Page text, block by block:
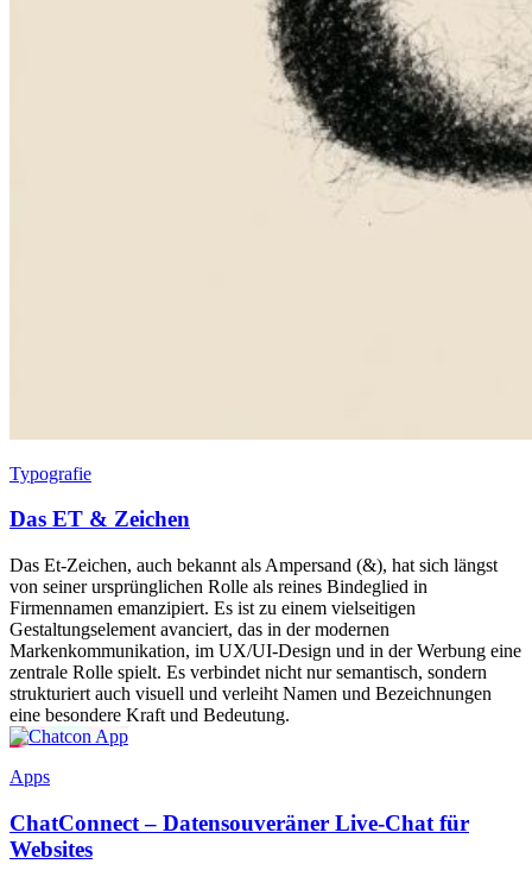
Typografie
Das ET & Zeichen
Das Et-Zeichen, auch bekannt als Ampersand (&), hat sich längst
von seiner ursprünglichen Rolle als reines Bindeglied in
Firmennamen emanzipiert. Es ist zu einem vielseitigen
Gestaltungselement avanciert, das in der modernen
Markenkommunikation, im UX/UI-Design und in der Werbung eine
zentrale Rolle spielt. Es verbindet nicht nur semantisch, sondern
strukturiert auch visuell und verleiht Namen und Bezeichnungen
eine besondere Kraft und Bedeutung.
Apps
ChatConnect – Datensouveräner Live-Chat für
Websites